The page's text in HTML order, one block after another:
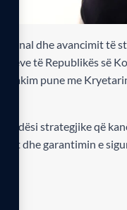
dhe avancimit të
të Republikës së
takim pune me
strategjike që
dhe garantimin e